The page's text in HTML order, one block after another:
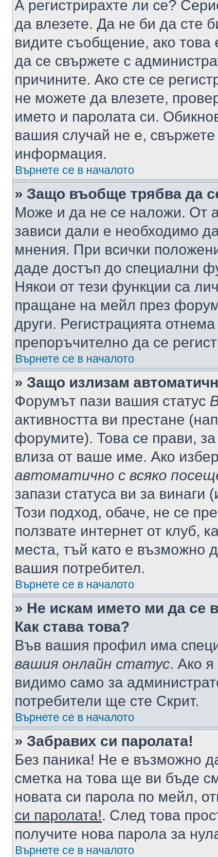
А регистрирахте ли се?
да влезете. Да не би да сте
видите съобщение, ако това
да се свържете с
причините. Ако сте се
не можете да влезете,
името и паролата си.
вашия случай не е,
информация.
Върнете се в началото
» Защо въобще трябва да
Може и да не се наложи. От
зависи дали е необходимо
мнения. При всички
даде достъп до специални
Някои от тези функции са
пращане на мейл през
други. Регистрацията
препоръчително да се
Върнете се в началото
» Защо излизам
Форумът пази вашия статус
активността ви престане
форумите). Това се прави,
влиза от ваше име. Ако
автоматично с всяко
запази статуса ви за винаги
Този подход, обаче, не се
ползвате интернет от клуб,
места, тъй като е възможно
вашия потребител.
Върнете се в началото
» Не искам името ми да се
Как става това?
Във вашия профил има
вашия онлайн статус. Ако
видимо само за
потребители ще сте Скрит.
Върнете се в началото
» Забравих си паролата!
Без паника! Не е възможно
сметка на това ще ви бъде
новата си парола по мейл,
си паролата!. След това
получите нова парола за
Върнете се в началото